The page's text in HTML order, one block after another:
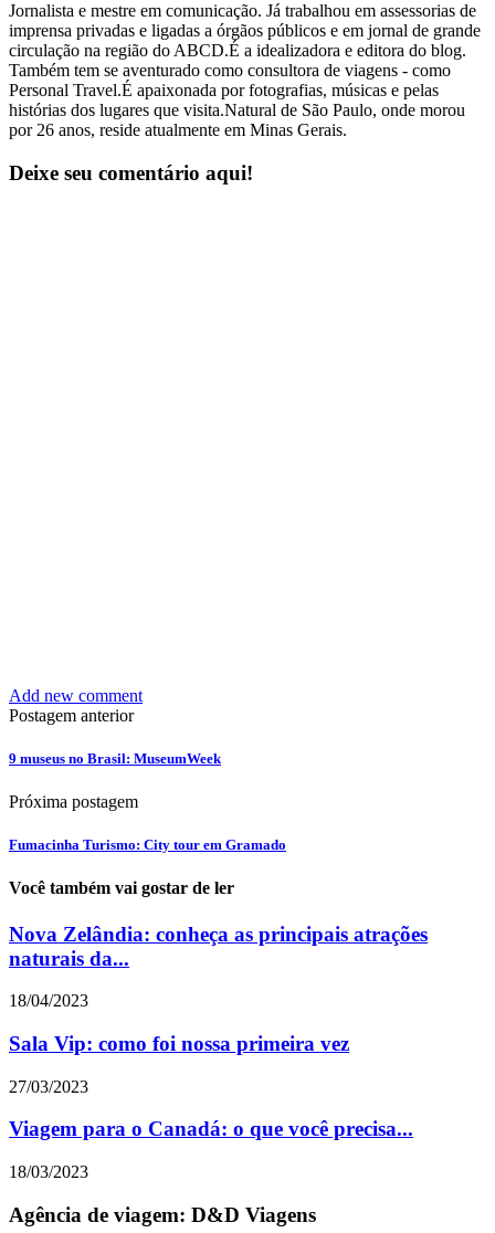
Jornalista e mestre em comunicação. Já trabalhou em assessorias de
imprensa privadas e ligadas a órgãos públicos e em jornal de grande
circulação na região do ABCD.É a idealizadora e editora do blog.
Também tem se aventurado como consultora de viagens - como
Personal Travel.É apaixonada por fotografias, músicas e pelas
histórias dos lugares que visita.Natural de São Paulo, onde morou
por 26 anos, reside atualmente em Minas Gerais.
Deixe seu comentário aqui!
Add new comment
Postagem anterior
9 museus no Brasil: MuseumWeek
Próxima postagem
Fumacinha Turismo: City tour em Gramado
Você também vai gostar de ler
Nova Zelândia: conheça as principais atrações
naturais da...
18/04/2023
Sala Vip: como foi nossa primeira vez
27/03/2023
Viagem para o Canadá: o que você precisa...
18/03/2023
Agência de viagem: D&D Viagens